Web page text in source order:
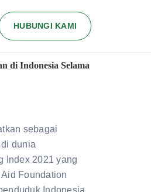
HUBUNGI KAMI
di Indonesia Selama
sebagai
dunia
Index 2021 yang
Foundation
Indonesia